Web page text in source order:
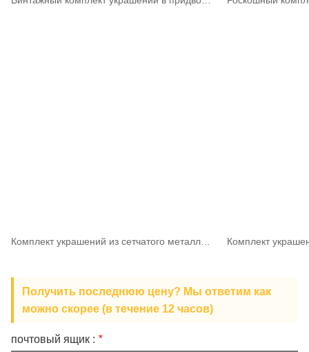
Получить последнюю цену? Мы ответим как
можно скорее (в течение 12 часов)
почтовый ящик : *